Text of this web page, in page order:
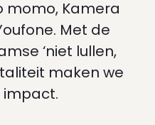
momo, Kamera
Met de
‘niet lullen,
maken we
impact.